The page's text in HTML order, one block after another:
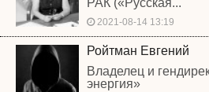
РАК («Русская...
2021-08-14 13:19
Ройтман Евгений
Владелец и
энергия»